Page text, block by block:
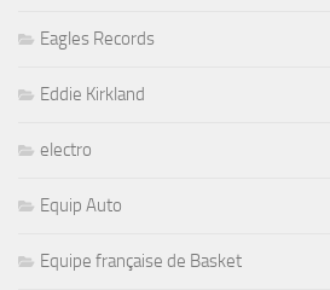
Eagles Records
Eddie Kirkland
electro
Equip Auto
Equipe française de Basket